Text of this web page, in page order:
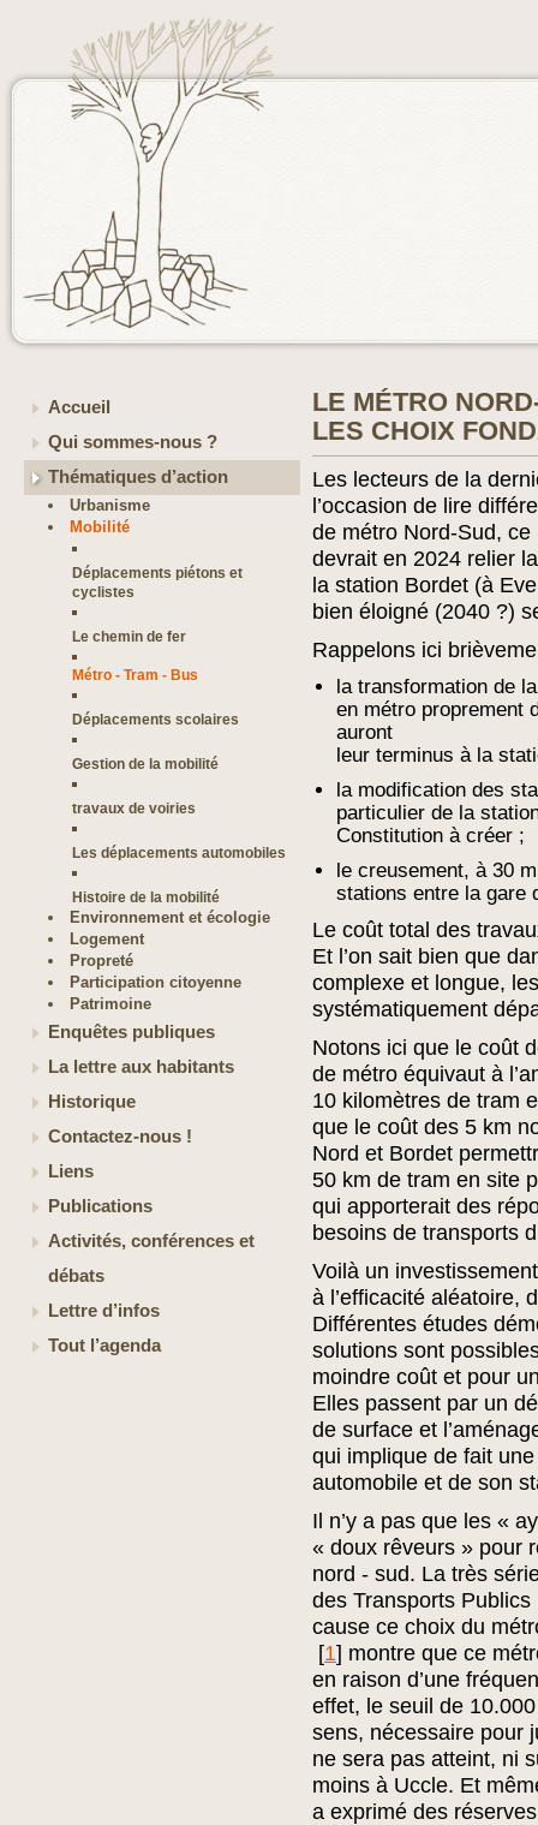
Accueil
Qui sommes-nous ?
Thématiques d’action
Urbanisme
Mobilité
Déplacements piétons et
cyclistes
Le chemin de fer
Métro - Tram - Bus
Déplacements scolaires
Gestion de la mobilité
travaux de voiries
Les déplacements automobiles
Histoire de la mobilité
Environnement et écologie
Logement
Propreté
Participation citoyenne
Patrimoine
Enquêtes publiques
La lettre aux habitants
Historique
Contactez-nous !
Liens
Publications
Activités, conférences et
débats
Lettre d’infos
Tout l’agenda
LE MÉTRO
LES CHOIX
Les lecteurs de la
l’occasion de lire
de métro Nord-Sud,
devrait en 2024 relier
la station Bordet (à
bien éloigné (2040 ?)
Rappelons ici
la transformation de
en métro proprement
auront
leur terminus à la
la modification des
particulier de la
Constitution à créer ;
le creusement, à 30
stations entre la gare
Le coût total des
Et l’on sait bien que
complexe et longue,
systématiquement
Notons ici que le coût
de métro équivaut à
10 kilomètres de tram
que le coût des 5 km
Nord et Bordet
50 km de tram en site
qui apporterait des
besoins de transports
Voilà un
à l’efficacité aléatoire,
Différentes études
solutions sont
moindre coût et pour
Elles passent par un
de surface et
qui implique de fait
automobile et de son
Il n’y a pas que les «
« doux rêveurs » pour
nord - sud. La très
des Transports
cause ce choix du
[1] montre que ce
en raison d’une
effet, le seuil de
sens, nécessaire pour
ne sera pas atteint, ni
moins à Uccle. Et
a exprimé des